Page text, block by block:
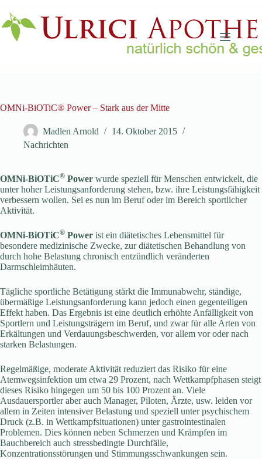
Inhalt
springen
OMNi-BiOTiC® Power – Stark aus der Mitte
Madlen Arnold
14. Oktober 2015
Nachrichten
OMNi-BiOTiC® Power wurde speziell für Menschen entwickelt, die
unter hoher Leistungsanforderung stehen, bzw. ihre Leistungsfähigkeit
verbessern wollen. Sei es nun im Beruf oder im Bereich sportlicher
Aktivität.
OMNi-BiOTiC® Power ist ein diätetisches Lebensmittel für
besondere medizinische Zwecke, zur diätetischen Behandlung von
durch hohe Belastung chronisch entzündlich veränderten
Darmschleimhäuten.
Tägliche sportliche Betätigung stärkt die Immunabwehr, ständige,
übermäßige Leistungsanforderung kann jedoch einen gegenteiligen
Effekt haben. Das Ergebnis ist eine deutlich erhöhte Anfälligkeit von
Sportlern und Leistungsträgern im Beruf, und zwar für alle Arten von
Erkältungen und Verdauungsbeschwerden, vor allem vor oder nach
starken Belastungen.
Regelmäßige, moderate Aktivität reduziert das Risiko für eine
Atemwegsinfektion um etwa 29 Prozent, nach Wettkampfphasen steigt
dieses Risiko hingegen um 50 bis 100 Prozent an. Viele
Ausdauersportler aber auch Manager, Piloten, Ärzte, usw. leiden vor
allem in Zeiten intensiver Belastung und speziell unter psychischem
Druck (z.B. in Wettkampfsituationen) unter gastrointestinalen
Problemen. Dies können neben Schmerzen und Krämpfen im
Bauchbereich auch stressbedingte Durchfälle,
Konzentrationsstörungen und Stimmungsschwankungen sein.